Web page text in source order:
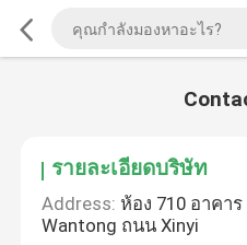
รายละเอียดบริษัท
Address: ห้อง 710 อาคา
Wantong ถนน Xinyi